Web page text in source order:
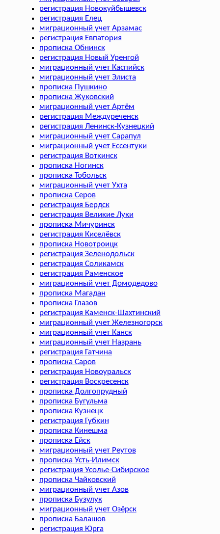
регистрация Новокуйбышевск
регистрация Елец
миграционный учет Арзамас
регистрация Евпатория
прописка Обнинск
регистрация Новый Уренгой
миграционный учет Каспийск
миграционный учет Элиста
прописка Пушкино
прописка Жуковский
миграционный учет Артём
регистрация Междуреченск
регистрация Ленинск-Кузнецкий
миграционный учет Сарапул
миграционный учет Ессентуки
регистрация Воткинск
прописка Ногинск
прописка Тобольск
миграционный учет Ухта
прописка Серов
регистрация Бердск
регистрация Великие Луки
прописка Мичуринск
регистрация Киселёвск
прописка Новотроицк
регистрация Зеленодольск
регистрация Соликамск
регистрация Раменское
миграционный учет Домодедово
прописка Магадан
прописка Глазов
регистрация Каменск-Шахтинский
миграционный учет Железногорск
миграционный учет Канск
миграционный учет Назрань
регистрация Гатчина
прописка Саров
регистрация Новоуральск
регистрация Воскресенск
прописка Долгопрудный
прописка Бугульма
прописка Кузнецк
регистрация Губкин
прописка Кинешма
прописка Ейск
миграционный учет Реутов
прописка Усть-Илимск
регистрация Усолье-Сибирское
прописка Чайковский
миграционный учет Азов
прописка Бузулук
миграционный учет Озёрск
прописка Балашов
регистрация Юрга